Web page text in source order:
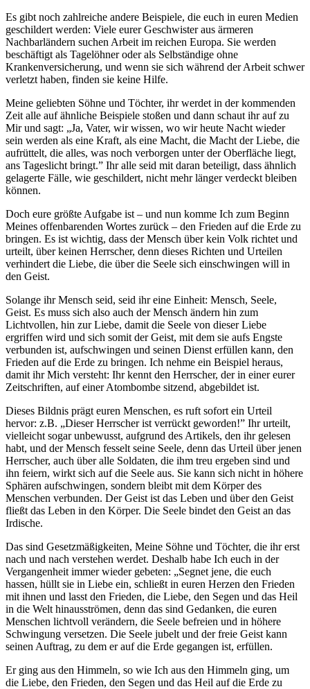
Es gibt noch zahlreiche andere Beispiele, die euch in euren Medien
geschildert werden: Viele eurer Geschwister aus ärmeren
Nachbarländern suchen Arbeit im reichen Europa. Sie werden
beschäftigt als Tagelöhner oder als Selbständige ohne
Krankenversicherung, und wenn sie sich während der Arbeit schwer
verletzt haben, finden sie keine Hilfe.
Meine geliebten Söhne und Töchter, ihr werdet in der kommenden
Zeit alle auf ähnliche Beispiele stoßen und dann schaut ihr auf zu
Mir und sagt: „Ja, Vater, wir wissen, wo wir heute Nacht wieder
sein werden als eine Kraft, als eine Macht, die Macht der Liebe, die
aufrüttelt, die alles, was noch verborgen unter der Oberfläche liegt,
ans Tageslicht bringt.” Ihr alle seid mit daran beteiligt, dass ähnlich
gelagerte Fälle, wie geschildert, nicht mehr länger verdeckt bleiben
können.
Doch eure größte Aufgabe ist – und nun komme Ich zum Beginn
Meines offenbarenden Wortes zurück – den Frieden auf die Erde zu
bringen. Es ist wichtig, dass der Mensch über kein Volk richtet und
urteilt, über keinen Herrscher, denn dieses Richten und Urteilen
verhindert die Liebe, die über die Seele sich einschwingen will in
den Geist.
Solange ihr Mensch seid, seid ihr eine Einheit: Mensch, Seele,
Geist. Es muss sich also auch der Mensch ändern hin zum
Lichtvollen, hin zur Liebe, damit die Seele von dieser Liebe
ergriffen wird und sich somit der Geist, mit dem sie aufs Engste
verbunden ist, aufschwingen und seinen Dienst erfüllen kann, den
Frieden auf die Erde zu bringen. Ich nehme ein Beispiel heraus,
damit ihr Mich versteht: Ihr kennt den Herrscher, der in einer eurer
Zeitschriften, auf einer Atombombe sitzend, abgebildet ist.
Dieses Bildnis prägt euren Menschen, es ruft sofort ein Urteil
hervor: z.B. „Dieser Herrscher ist verrückt geworden!” Ihr urteilt,
vielleicht sogar unbewusst, aufgrund des Artikels, den ihr gelesen
habt, und der Mensch fesselt seine Seele, denn das Urteil über jenen
Herrscher, auch über alle Soldaten, die ihm treu ergeben sind und
ihn feiern, wirkt sich auf die Seele aus. Sie kann sich nicht in höhere
Sphären aufschwingen, sondern bleibt mit dem Körper des
Menschen verbunden. Der Geist ist das Leben und über den Geist
fließt das Leben in den Körper. Die Seele bindet den Geist an das
Irdische.
Das sind Gesetzmäßigkeiten, Meine Söhne und Töchter, die ihr erst
nach und nach verstehen werdet. Deshalb habe Ich euch in der
Vergangenheit immer wieder gebeten: „Segnet jene, die euch
hassen, hüllt sie in Liebe ein, schließt in euren Herzen den Frieden
mit ihnen und lasst den Frieden, die Liebe, den Segen und das Heil
in die Welt hinausströmen, denn das sind Gedanken, die euren
Menschen lichtvoll verändern, die Seele befreien und in höhere
Schwingung versetzen. Die Seele jubelt und der freie Geist kann
seinen Auftrag, zu dem er auf die Erde gegangen ist, erfüllen.
Er ging aus den Himmeln, so wie Ich aus den Himmeln ging, um
die Liebe, den Frieden, den Segen und das Heil auf die Erde zu